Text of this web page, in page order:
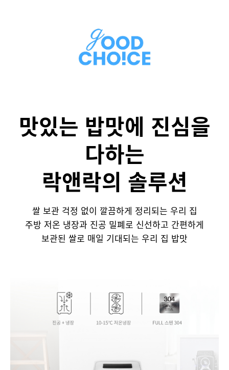
맛있는 밥맛에 진심을
다하는
락앤락의 솔루션
쌀 보관 걱정 없이 깔끔하게 정리되는 우리 집
주방 저온 냉장과 진공 밀폐로 신선하고 간편하게
보관된 쌀로 매일 기대되는 우리 집 밥맛